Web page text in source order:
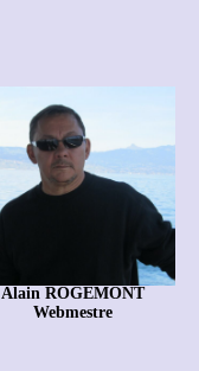
Alain ROGEMONT
Webmestre